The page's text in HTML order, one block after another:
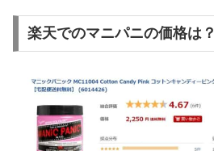
楽天でのマニパニの価格は？